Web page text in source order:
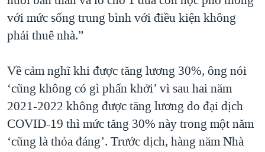
với mức sống trung bình với điều kiện không
phải thuê nhà.”
Về cảm nghĩ khi được tăng lương 30%, ông nói
‘cũng không có gì phấn khởi’ vì sau hai năm
2021-2022 không được tăng lương do đại dịch
COVID-19 thì mức tăng 30% này trong một năm
‘cũng là thỏa đáng’. Trước dịch, hàng năm Nhà